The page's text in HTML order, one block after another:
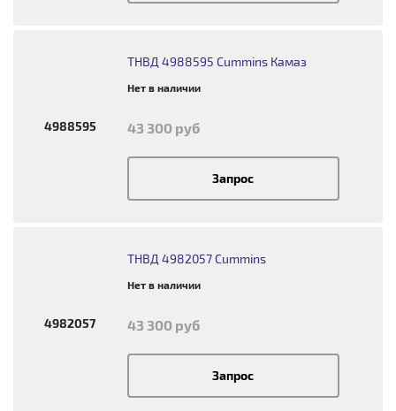
4988595
ТНВД 4988595 Cummins Камаз
Нет в наличии
43 300 руб
Запрос
4982057
ТНВД 4982057 Cummins
Нет в наличии
43 300 руб
Запрос